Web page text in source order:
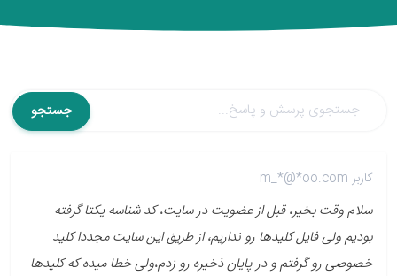
جستجو
کاربر m_*@*oo.com
سلام وقت بخیر، قبل از عضویت در سایت، کد شناسه یکتا گرفته
بودیم ولی فایل کلیدها رو نداریم، از طریق این سایت مجددا کلید
خصوصی رو گرفتم و در پایان ذخیره رو زدم،ولی خطا میده که کلیدها